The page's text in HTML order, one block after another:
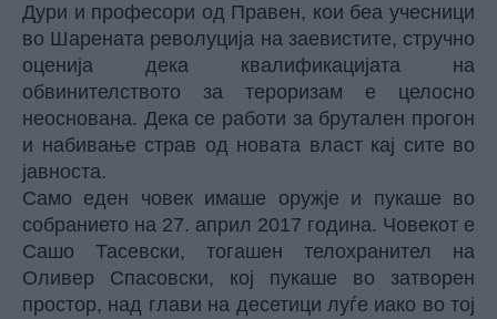
Дури и професори од Правен, кои беа учесници
во Шарената револуција на заевистите, стручно
оценија дека квалификацијата на
обвинителството за тероризам е целосно
неоснована. Дека се работи за брутален прогон
и набивање страв од новата власт кај сите во
јавноста.
Само еден човек имаше оружје и пукаше во
собранието на 27. април 2017 година. Човекот е
Сашо Тасевски, тогашен телохранител на
Оливер Спасовски, кој пукаше во затворен
простор, над глави на десетици луѓе иако во тој